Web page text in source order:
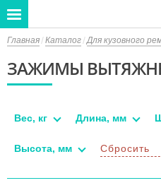
Главная Каталог Для кузовного
ЗАЖИМЫ
Вес, кг Длина, мм
Высота, мм Сбросить